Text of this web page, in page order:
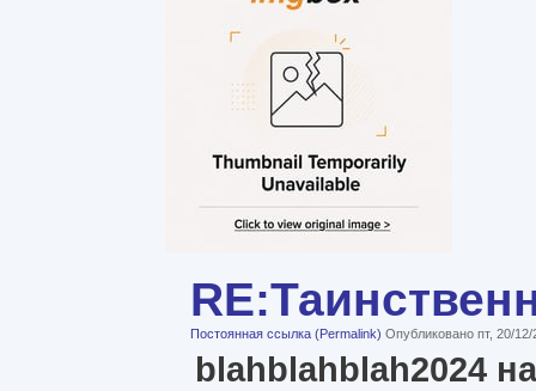
Постоянная ссылка (Permalink) Опубликовано пт, 20/
blahblahblah2024